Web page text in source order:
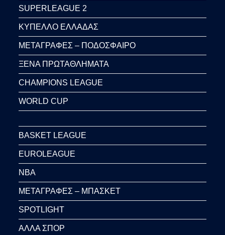
SUPERLEAGUE 2
ΚΥΠΕΛΛΟ ΕΛΛΑΔΑΣ
ΜΕΤΑΓΡΑΦΕΣ – ΠΟΔΟΣΦΑΙΡΟ
ΞΕΝΑ ΠΡΩΤΑΘΛΗΜΑΤΑ
CHAMPIONS LEAGUE
WORLD CUP
BASKET LEAGUE
EUROLEAGUE
NBA
ΜΕΤΑΓΡΑΦΕΣ – ΜΠΑΣΚΕΤ
SPOTLIGHT
ΑΛΛΑ ΣΠΟΡ